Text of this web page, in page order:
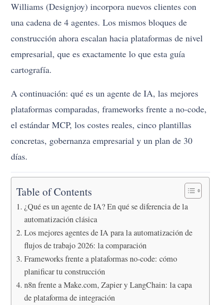
Williams (Designjoy) incorpora nuevos clientes con
una cadena de 4 agentes. Los mismos bloques de
construcción ahora escalan hacia plataformas de nivel
empresarial, que es exactamente lo que esta guía
cartografía.
A continuación: qué es un agente de IA, las mejores
plataformas comparadas, frameworks frente a no-code,
el estándar MCP, los costes reales, cinco plantillas
concretas, gobernanza empresarial y un plan de 30
días.
Table of Contents
¿Qué es un agente de IA? En qué se diferencia de la
automatización clásica
Los mejores agentes de IA para la automatización de
flujos de trabajo 2026: la comparación
Frameworks frente a plataformas no-code: cómo
planificar tu construcción
n8n frente a Make.com, Zapier y LangChain: la capa
de plataforma de integración